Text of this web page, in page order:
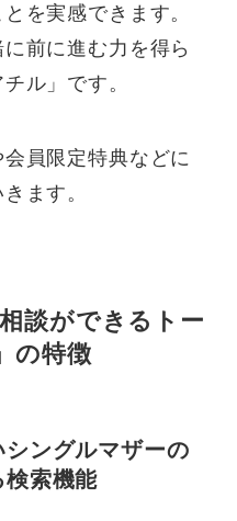
を実感できます。
前に進む力を得ら
ル」です。
員限定特典などに
ます。
談ができるトー
の特徴
ングルマザーの
検索機能